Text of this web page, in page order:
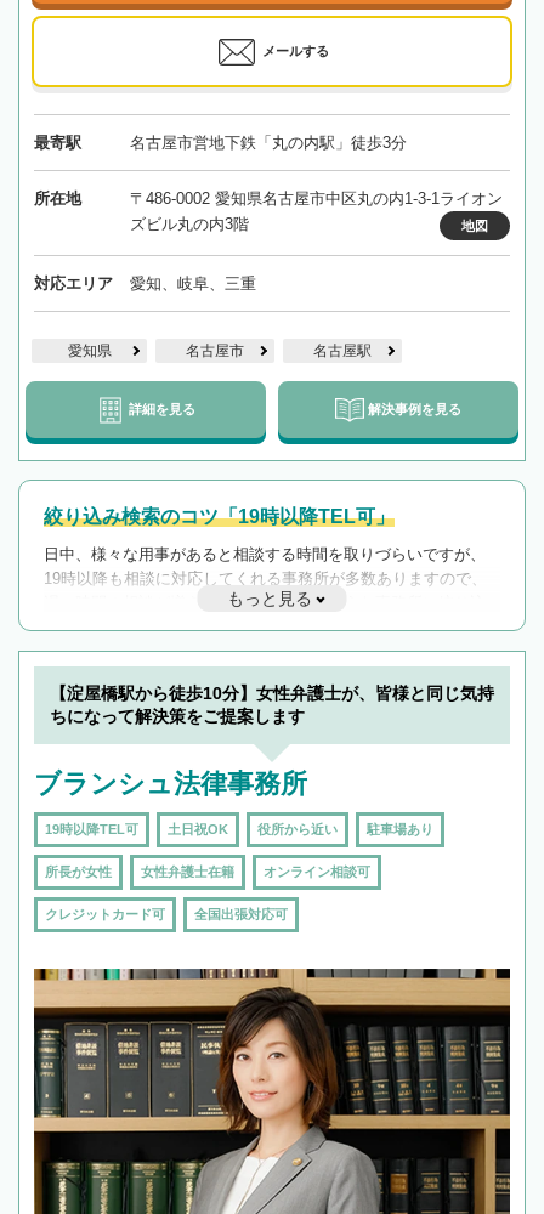
メールする
最寄駅 名古屋市営地下鉄「丸の内駅」徒歩3分
所在地
〒486-0002 愛知県名古屋市中区丸の内1-3-1ライオン
ズビル丸の内3階
地図
対応エリア 愛知、岐阜、三重
愛知県 名古屋市 名古屋駅
詳細を見る 解決事例を見る
絞り込み検索のコツ「19時以降TEL可」
日中、様々な用事があると相談する時間を取りづらいですが、
19時以降も相談に対応してくれる事務所が多数ありますので、
遅い時間の相談が増えそうな場合はそのような事務所に絞り込
んで検索してみましょう。
19時以降TEL可の条件
を加えて再検索
もっと見る
【淀屋橋駅から徒歩10分】女性弁護士が、皆様と同じ気持
ちになって解決策をご提案します
ブランシュ法律事務所
19時以降TEL可 土日祝OK 役所から近い 駐車場あり
所長が女性 女性弁護士在籍 オンライン相談可
クレジットカード可 全国出張対応可